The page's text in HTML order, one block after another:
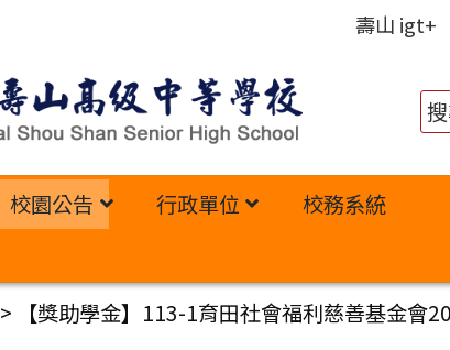
壽山 igt+
校園公告 行政單位 校務系統
> 【獎助學金】113-1育田社會福利慈善基金